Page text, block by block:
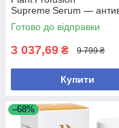
Supreme Serum —
сироватка зі
клітинами рослин, 30 мл
Готово до відправки
3 037,69 ₴ 9 799 ₴
Купити
–68%